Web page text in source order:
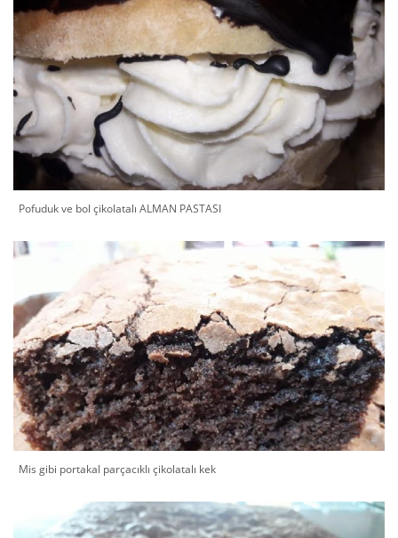
Pofuduk ve bol çikolatalı ALMAN PASTASI
Mis gibi portakal parçacıklı çikolatalı kek